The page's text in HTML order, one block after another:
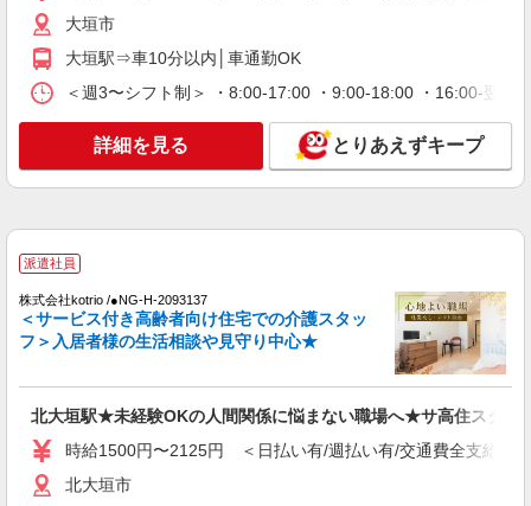
派遣社員
株式会社kotrio /●NG-H-1907525
大垣市*デイでの生活補助☆新たなスキルを身
につけて長く働く♪
時給1500円〜2150円 ＜日払い有/週払い有/交
通費全支給(ガソリン代含む)＞
派遣社員
株式会社kotrio /●NG-H-2159134
≪大垣駅≫日勤のみ＆残業ナシ！お迎えに間に
時給1500円〜2125円 ＜日払い有/週払い有/交
通費全支給(ガソリン代含む)＞
大垣市
大垣駅⇒車10分以内│車通勤OK
＜週3〜シフト制＞ ・8:00-17:00 ・9:00-18:00 ・16:00-
詳細を見る とりあえずキープ
派遣社員
株式会社kotrio /●NG-H-2093137
＜サービス付き高齢者向け住宅での介護スタッ
フ＞入居者様の生活相談や見守り中心★
北大垣駅★未経験OKの人間関係に悩まない職場へ★サ高住スタッ
時給1500円〜2125円 ＜日払い有/週払い有/交通費全支給(ガ
北大垣市